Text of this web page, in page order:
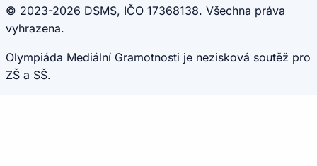
© 2023-2026 DSMS, IČO 17368138. Všechna práva
vyhrazena.
Olympiáda Mediální Gramotnosti je nezisková soutěž pro
ZŠ a SŠ.